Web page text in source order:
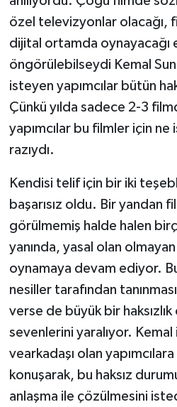
özel televizyonlar olacağı,
dijital ortamda oynayacağı
öngörülebilseydi Kemal
isteyen yapımcılar bütün
Çünkü yılda sadece 2-3
yapımcılar bu filmler için
razıydı.
Kendisi telif için bir iki
başarısız oldu. Bir yandan
görülmemiş halde halen
yanında, yasal olan
oynamaya devam ediyor.
nesiller tarafından
verse de büyük bir
sevenlerini yaralıyor. Kemal
vearkadaşı olan
konuşarak, bu haksız
anlaşma ile çözülmesini